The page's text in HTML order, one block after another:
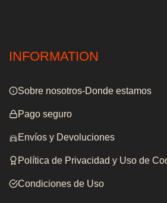
INFORMATION
Sobre nosotros-Donde estamos
Pago seguro
Envíos y Devoluciones
Política de Privacidad y Uso de
Condiciones de Uso